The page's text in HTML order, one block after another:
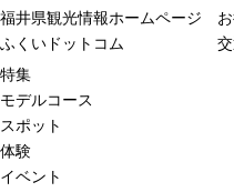
福井県観光情報ホームページ
ふくいドットコム
特集
モデルコース
スポット
体験
イベント